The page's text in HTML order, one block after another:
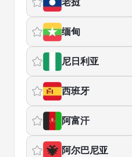
缅甸
尼日利亚
西班牙
阿富汗
阿尔巴尼亚